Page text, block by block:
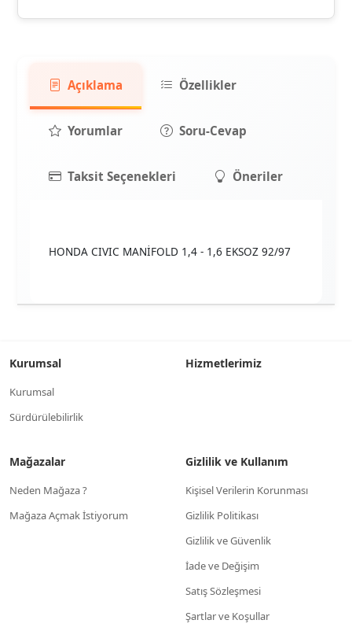
Açıklama Özellikler
Yorumlar Soru-Cevap
Taksit Seçenekleri Öneriler
HONDA CIVIC MANİFOLD 1,4 - 1,6 EKSOZ 92/97
Kurumsal
Kurumsal
Sürdürülebilirlik
Hizmetlerimiz
Mağazalar
Neden Mağaza ?
Mağaza Açmak İstiyorum
Gizlilik ve Kullanım
Kişisel Verilerin Korunması
Gizlilik Politikası
Gizlilik ve Güvenlik
İade ve Değişim
Satış Sözleşmesi
Şartlar ve Koşullar